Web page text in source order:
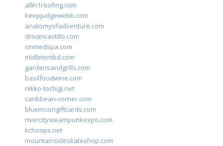
allin1roofing.com
keepjudgewebb.com
anatomyofadventure.com
drivancastillo.com
cmmedspa.com
midletontkd.com
gardensandgrills.com
basilfoodwine.com
nikko-tochigi.net
caribbean-corner.com
bluemoongiftcards.com
rivercitysteampunkexpo.com
kchoops.net
mountainsideskateshop.com